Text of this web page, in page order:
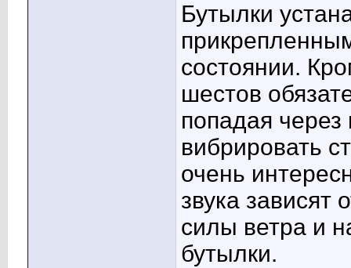
Бутылки
состоянии.
шестов
попадая через
вибрировать
очень
звука зависят
силы ветра и
бутылки.